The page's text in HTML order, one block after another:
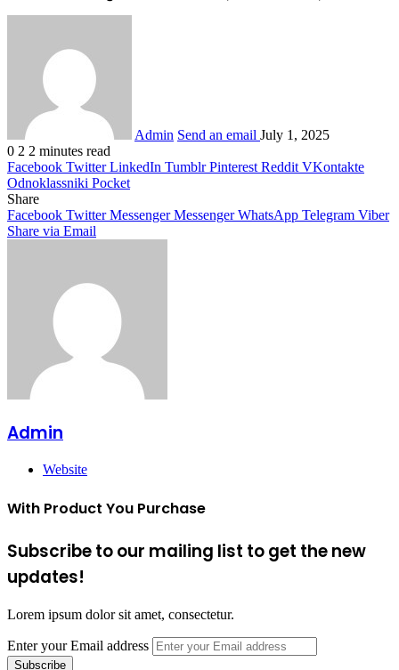
Admin Send an email July 1, 2025
0 2 2 minutes read
Facebook Twitter LinkedIn Tumblr Pinterest Reddit VKontakte
Odnoklassniki Pocket
Share
Facebook Twitter Messenger Messenger WhatsApp Telegram Viber
Share via Email
Admin
Website
With Product You Purchase
Subscribe to our mailing list to get the new
updates!
Lorem ipsum dolor sit amet, consectetur.
Enter your Email address